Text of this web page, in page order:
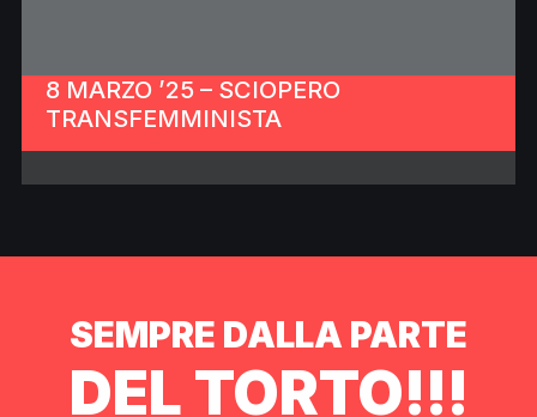
8 MARZO ’25 – SCIOPERO
TRANSFEMMINISTA
SEMPRE DALLA PARTE
DEL TORTO!!!